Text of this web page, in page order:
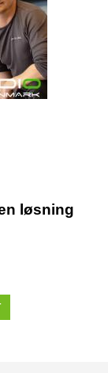
løsning